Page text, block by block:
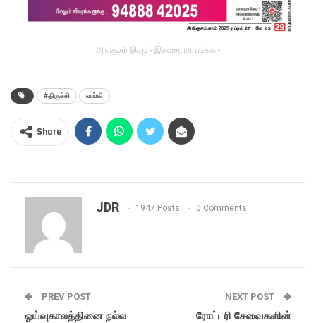
அங்குசம் இதழ் - இலவசமாக படிக்க -
#திருச்சி வங்கி
Share
JDR 1947 Posts 0 Comments
PREV POST
ஓய்வுகாலத்தினை நல்ல
NEXT POST
ரோட்டரி சேவைகளின்